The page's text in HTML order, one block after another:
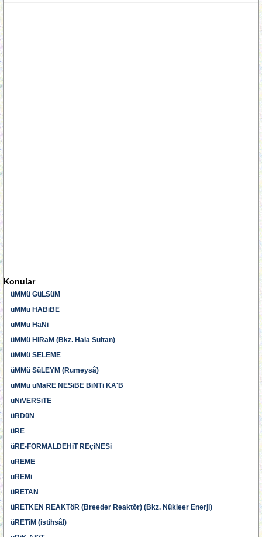
Konular
üMMü GüLSüM
üMMü HABiBE
üMMü HaNi
üMMü HIRaM (Bkz. Hala Sultan)
üMMü SELEME
üMMü SüLEYM (Rumeysâ)
üMMü üMaRE NESiBE BiNTi KA'B
üNiVERSiTE
üRDüN
üRE
üRE-FORMALDEHiT REçiNESi
üREME
üREMi
üRETAN
üRETKEN REAKTöR (Breeder Reaktör) (Bkz. Nükleer Enerji)
üRETiM (istihsâl)